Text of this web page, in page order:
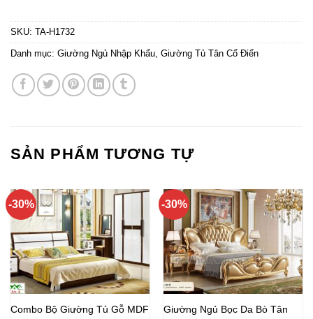
SKU: TA-H1732
Danh mục: Giường Ngủ Nhập Khẩu, Giường Tủ Tân Cổ Điển
SẢN PHẨM TƯƠNG TỰ
-30%
Combo Bộ Giường Tủ Gỗ MDF
-30%
Giường Ngủ Bọc Da Bò Tân